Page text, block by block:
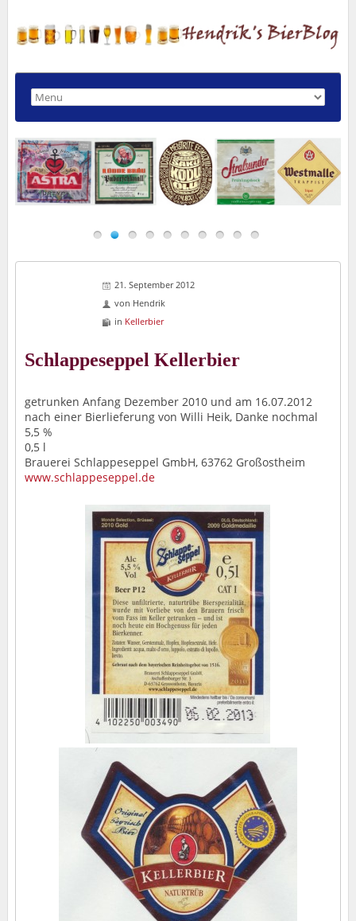
21. September 2012
von Hendrik
in Kellerbier
Schlappeseppel Kellerbier
getrunken Anfang Dezember 2010 und am 16.07.2012
nach einer Bierlieferung von Willi Heik, Danke nochmal
5,5 %
0,5 l
Brauerei Schlappeseppel GmbH, 63762 Großostheim
www.schlappeseppel.de